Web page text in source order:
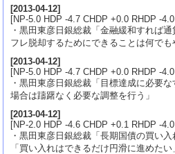
[2013-04-12]
[NP-5.0 HDP -4.7 CHDP +0.0 RHDP -
・黒田東彦日銀総裁「金融緩和すれば
フレ脱却するためにできることは何でも
[2013-04-12]
[NP-5.0 HDP -4.7 CHDP +0.0 RHDP -
・黒田東彦日銀総裁「目標達成に必要
場合は躊躇なく必要な調整を行う」
[2013-04-12]
[NP-2.0 HDP -4.6 CHDP +0.1 RHDP -
・黒田東彦日銀総裁「長期国債の買い
「買い入れはできるだけ円滑に進めたい